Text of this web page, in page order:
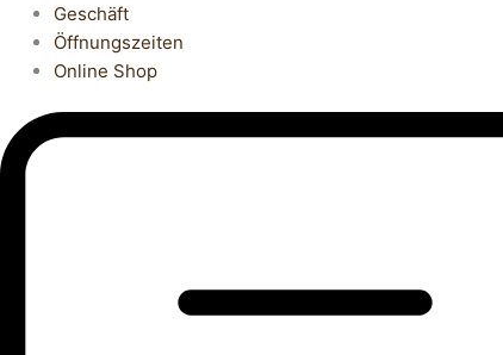
Geschäft
Öffnungszeiten
Online Shop